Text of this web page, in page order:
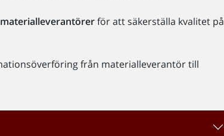
för att säkerställa kvalitet på
från materialleverantör till